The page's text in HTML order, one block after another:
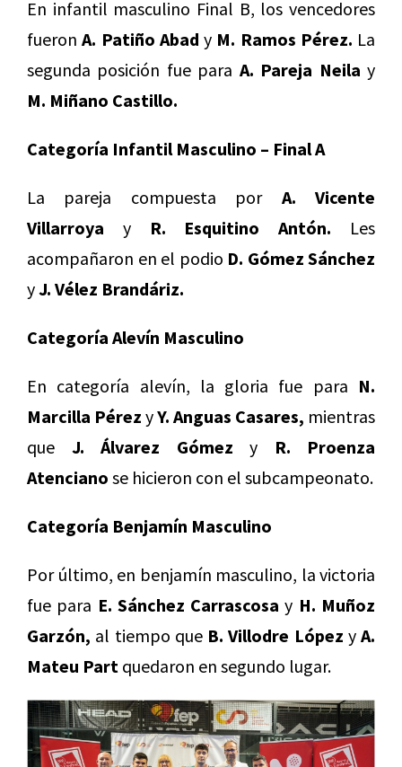
En infantil masculino Final B, los vencedores
fueronA. Patiño Abad y M. Ramos Pérez. La
segunda posición fue para A. Pareja Neila y
M. Miñano Castillo.
Categoría Infantil Masculino – Final A
La pareja compuesta por A. Vicente
Villarroya y R. Esquitino Antón. Les
acompañaron en el podio D. Gómez Sánchez
yJ. Vélez Brandáriz.
Categoría Alevín Masculino
En categoría alevín, la gloria fue para N.
Marcilla Pérez yY. Anguas Casares, mientras
que J. Álvarez Gómez y R. Proenza
Atenciano se hicieron con el subcampeonato.
Categoría Benjamín Masculino
Por último, en benjamín masculino, la victoria
fue para E. Sánchez Carrascosa y H. Muñoz
Garzón, al tiempo que B. Villodre López y A.
Mateu Part quedaron en segundo lugar.